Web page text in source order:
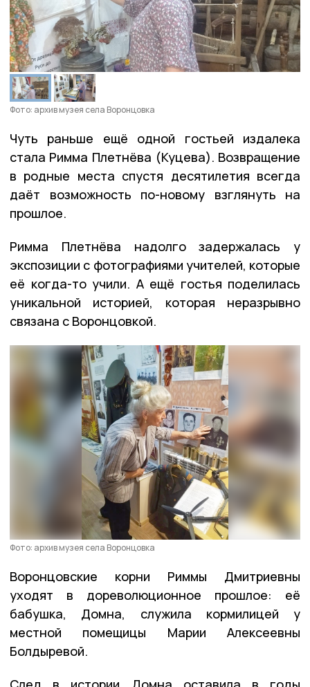
Фото: архив музея села Воронцовка
Чуть раньше ещё одной гостьей издалека
стала Римма Плетнёва (Куцева). Возвращение
в родные места спустя десятилетия всегда
даёт возможность по-новому взглянуть на
прошлое.
Римма Плетнёва надолго задержалась у
экспозиции с фотографиями учителей, которые
её когда-то учили. А ещё гостья поделилась
уникальной историей, которая неразрывно
связана с Воронцовкой.
Фото: архив музея села Воронцовка
Воронцовские корни Риммы Дмитриевны
уходят в дореволюционное прошлое: её
бабушка, Домна, служила кормилицей у
местной помещицы Марии Алексеевны
Болдыревой.